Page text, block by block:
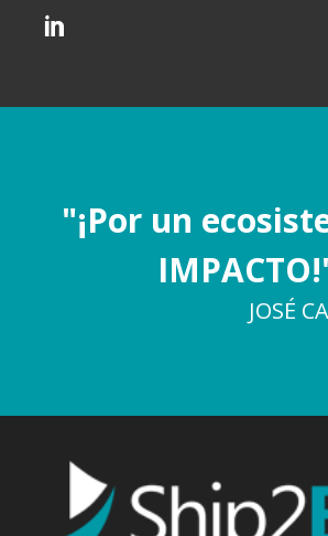
"¡Por un
JOSÉ